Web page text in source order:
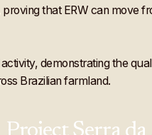
that ERW can move
demonstrating the
Brazilian farmland.